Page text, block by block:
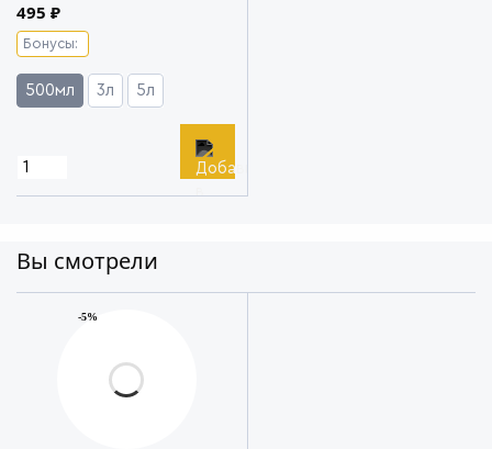
495 ₽
Бонусы:
500мл 3л 5л
Вы смотрели
-5%